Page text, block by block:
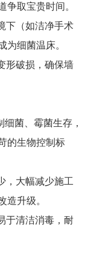
争取宝贵时间。
下（如洁净手术
为细菌温床。
形破损，确保墙
菌、霉菌生存，
的生物控制标
，大幅减少施工
造升级。
于清洁消毒，耐